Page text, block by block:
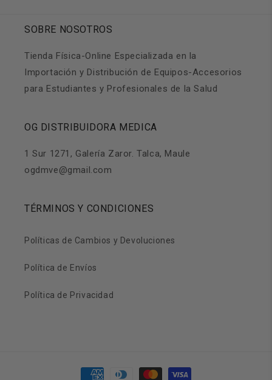
SOBRE NOSOTROS
Tienda Física-Online Especializada en la
Importación y Distribución de Equipos-Accesorios
para Estudiantes y Profesionales de la Salud
OG DISTRIBUIDORA MEDICA
1 Sur 1271, Galería Zaror. Talca, Maule
ogdmve@gmail.com
TÉRMINOS Y CONDICIONES
Políticas de Cambios y Devoluciones
Política de Envíos
Política de Privacidad
Formas